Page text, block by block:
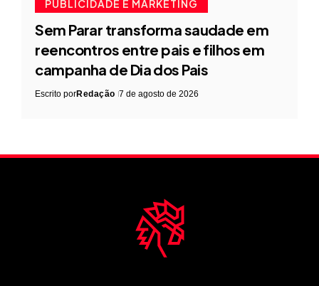
PUBLICIDADE E MARKETING
Sem Parar transforma saudade em
reencontros entre pais e filhos em
campanha de Dia dos Pais
Escrito porRedação 7 de agosto de 2026